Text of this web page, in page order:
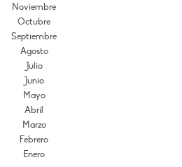
Noviembre
Octubre
Septiembre
Agosto
Julio
Junio
Mayo
Abril
Marzo
Febrero
Enero